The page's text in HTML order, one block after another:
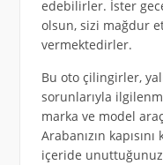
edebilirler. İster
olsun, sizi mağdur
vermektedirler.
Bu oto çilingirler,
sorunlarıyla
marka ve model
Arabanızın
içeride